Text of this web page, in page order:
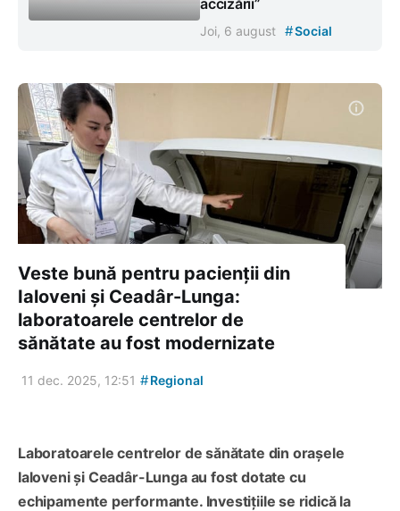
Joi, 6 august #Social
Veste bună pentru pacienții din
Ialoveni și Ceadâr-Lunga:
laboratoarele centrelor de
sănătate au fost modernizate
11 dec. 2025, 12:51 #Regional
Laboratoarele centrelor de sănătate din orașele
Ialoveni și Ceadâr-Lunga au fost dotate cu
echipamente performante. Investițiile se ridică la